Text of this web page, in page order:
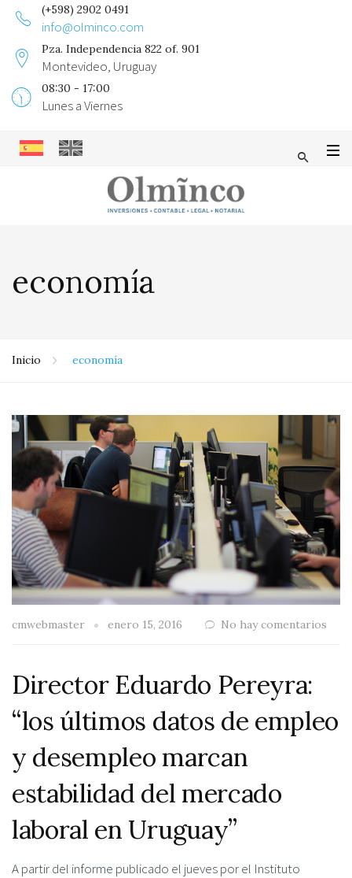
(+598) 2902 0491
info@olminco.com
Pza. Independencia 822 of. 901
Montevideo, Uruguay
08:30 - 17:00
Lunes a Viernes
economía
Inicio economía
cmwebmaster enero 15, 2016 No hay comentarios
Director Eduardo Pereyra:
“los últimos datos de empleo
y desempleo marcan
estabilidad del mercado
laboral en Uruguay”
A partir del informe publicado el jueves por el Instituto